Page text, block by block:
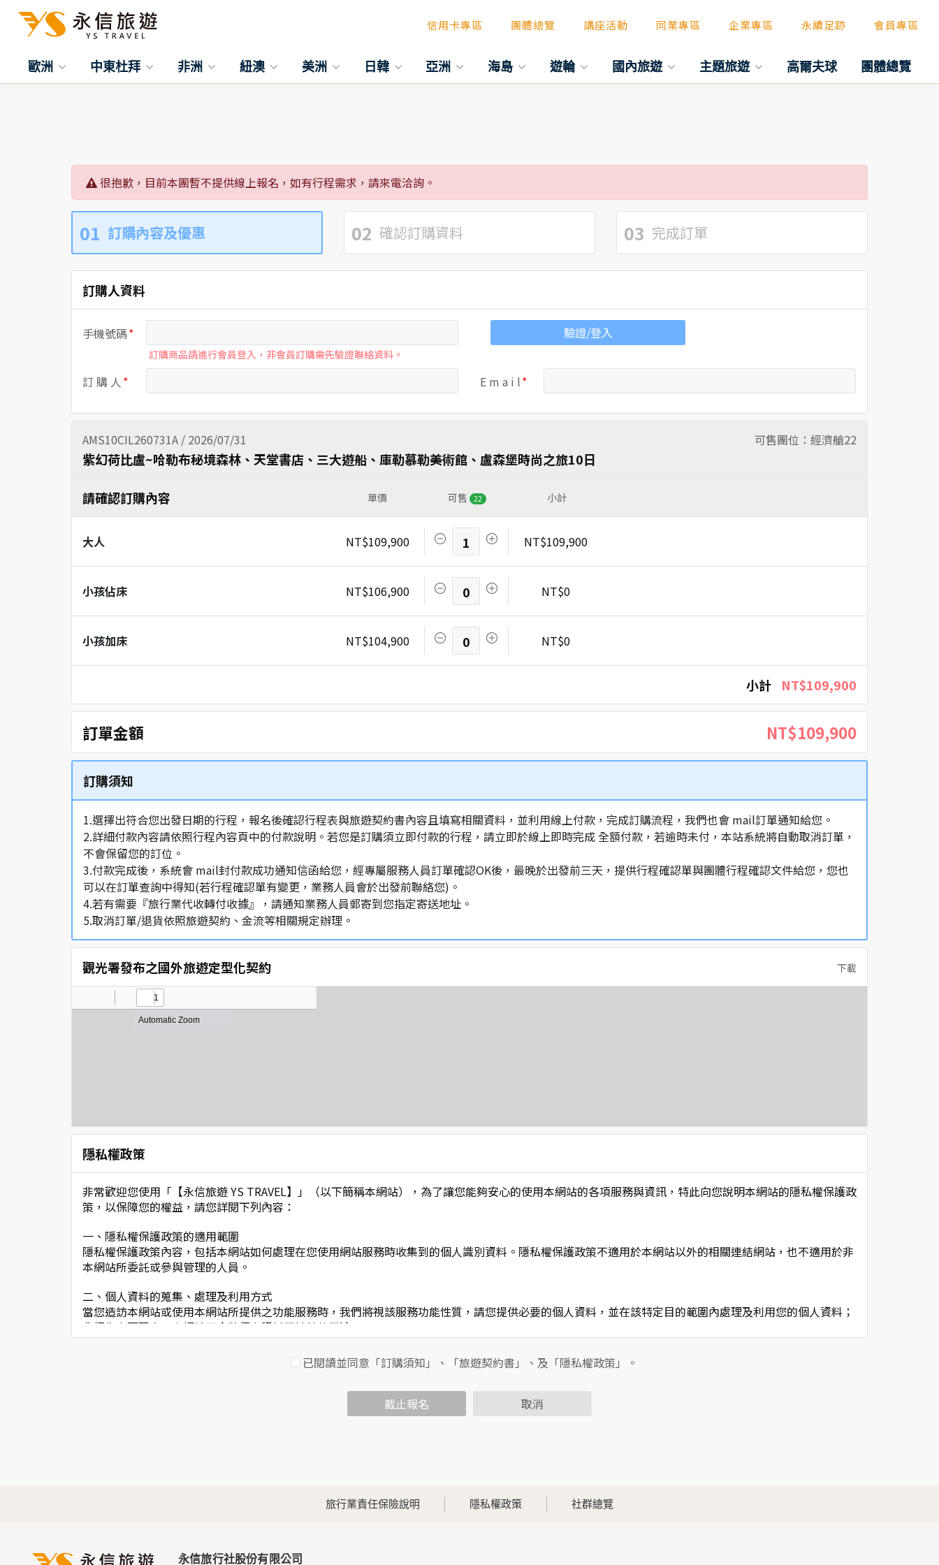
信用卡專區 團體總覽 講座活動 同業專區 企業專區 永續足跡 會員專區
歐洲 中東杜拜 非洲 紐澳 美洲 日韓 亞洲 海島 遊輪 國內旅遊 主題旅遊 高爾夫球 團體總覽
很抱歉，目前本團暫不提供線上報名，如有行程需求，請來電洽詢。
01 訂購內容及優惠 02 確認訂購資料 03 完成訂單
訂購人資料
手機號碼
訂購商品請進行會員登入，非會員訂購需先驗證聯絡資料。
驗證/登入
訂 購 人 E m a i l
AMS10CIL260731A / 2026/07/31 可售團位：經濟艙22
紫幻荷比盧~哈勒布秘境森林、天堂書店、三大遊船、庫勒慕勒美術館、盧森堡時尚之旅10日
請確認訂購內容 單價 可售 22 小計
大人 NT$109,900 1 NT$109,900
小孩佔床 NT$106,900 0 NT$0
小孩加床 NT$104,900 0 NT$0
小計 NT$109,900
訂單金額 NT$109,900
訂購須知
1.選擇出符合您出發日期的行程，報名後確認行程表與旅遊契約書內容且填寫相關資料，並利用線上付款，完成訂購流程，我們也會 mail訂單通知給您。
2.詳細付款內容請依照行程內容頁中的付款說明。若您是訂購須立即付款的行程，請立即於線上即時完成 全額付款，若逾時未付，本站系統將自動取消訂單，
不會保留您的訂位。
3.付款完成後，系統會 mail封付款成功通知信函給您，經專屬服務人員訂單確認OK後，最晚於出發前三天，提供行程確認單與團體行程確認文件給您，您也
可以在訂單查詢中得知(若行程確認單有變更，業務人員會於出發前聯絡您)。
4.若有需要『旅行業代收轉付收據』，請通知業務人員郵寄到您指定寄送地址。
5.取消訂單/退貨依照旅遊契約、金流等相關規定辦理。
觀光署發布之國外旅遊定型化契約 下載
隱私權政策
非常歡迎您使用「【永信旅遊 YS TRAVEL】」（以下簡稱本網站），為了讓您能夠安心的使用本網站的各項服務與資訊，特此向您說明本網站的隱私權保護政
策，以保障您的權益，請您詳閱下列內容：
一、隱私權保護政策的適用範圍
隱私權保護政策內容，包括本網站如何處理在您使用網站服務時收集到的個人識別資料。隱私權保護政策不適用於本網站以外的相關連結網站，也不適用於非
本網站所委託或參與管理的人員。
二、個人資料的蒐集、處理及利用方式
當您造訪本網站或使用本網站所提供之功能服務時，我們將視該服務功能性質，請您提供必要的個人資料，並在該特定目的範圍內處理及利用您的個人資料；
非經您書面同意，本網站不會將個人資料用於其他用途。
本網站在您使用服務信箱、問卷調查等互動性功能時，會保留您所提供的姓名、電子郵件地址、聯絡方式及使用時間等。
於一般瀏覽時，伺服器會自行記錄相關行徑，包括您使用連線設備的IP位址、使用時間、使用的瀏覽器、瀏覽及點選資料記錄等，做為我們增進網站服務的參
考依據，此記錄為內部應用，決不對外公佈。
為提供精確的服務，我們會將收集的問卷調查內容進行統計與分析，分析結果之統計數據或說明文字呈現，除供內部研究外，我們會視需要公佈統計數據及說
已閱讀並同意「訂購須知」、「旅遊契約書」、及「隱私權政策」。
截止報名 取消
旅行業責任保險說明 隱私權政策 社群總覽
永信旅行社股份有限公司